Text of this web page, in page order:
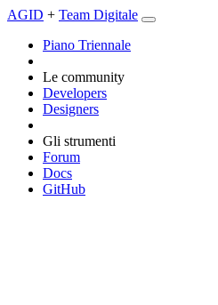
AGID + Team Digitale
Piano Triennale
Le community
Developers
Designers
Gli strumenti
Forum
Docs
GitHub